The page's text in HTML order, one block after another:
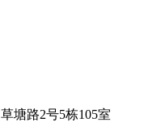
塘路2号5栋105室